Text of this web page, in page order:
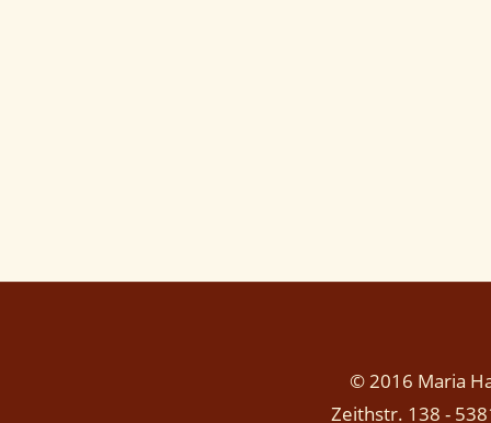
© 2016 Maria
Zeithstr. 138 -